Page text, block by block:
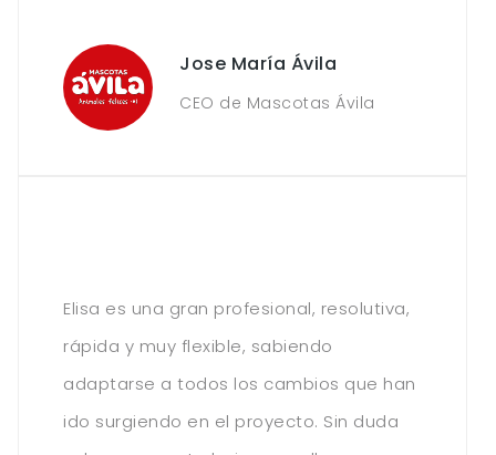
Jose María Ávila
CEO de Mascotas Ávila
Elisa es una gran profesional, resolutiva,
rápida y muy flexible, sabiendo
adaptarse a todos los cambios que han
ido surgiendo en el proyecto. Sin duda